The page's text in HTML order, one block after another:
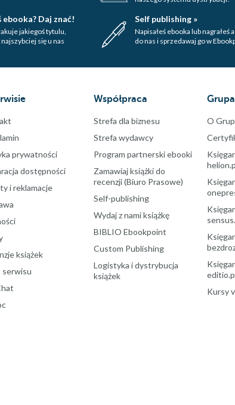
Daj znać!
jakiegoś tytulu,
się u nas
Self publishing »
Napisałeś ebooka lub nagrałeś
do nas i sprzedawaj go w
prywatności
dostępności
i reklamacje
książek
serwisu
Współpraca
Strefa dla biznesu
Strefa wydawcy
Program partnerski ebooki
Zamawiaj książki do
recenzji (Biuro Prasowe)
Self-publishing
Wydaj z nami książkę
BIBLIO Ebookpoint
Custom Publishing
Logistyka i dystrybucja
książek
O
Kursy